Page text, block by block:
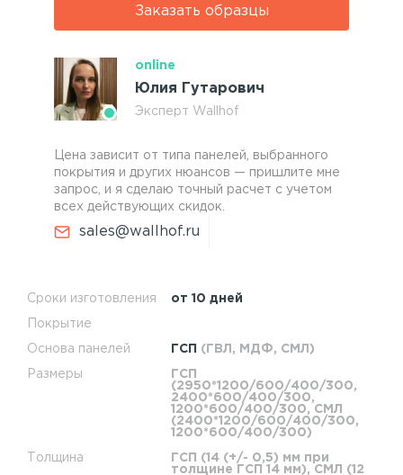
Сроки изготовления от 10 дней
Покрытие
Основа панелей ГСП (ГВЛ, МДФ, СМЛ)
Размеры
ГСП
(2950*1200/600/400/300,
2400*600/400/300,
1200*600/400/300, СМЛ
(2400*1200/600/400/300,
1200*600/400/300)
Толщина
ГСП (14 (+/- 0,5) мм при
толщине ГСП 14 мм), СМЛ (12
Заказать образцы
online
Юлия Гутарович
Эксперт Wallhof
Цена зависит от типа панелей, выбранного
покрытия и других нюансов — пришлите мне
запрос, и я сделаю точный расчет с учетом
всех действующих скидок.
sales@wallhof.ru